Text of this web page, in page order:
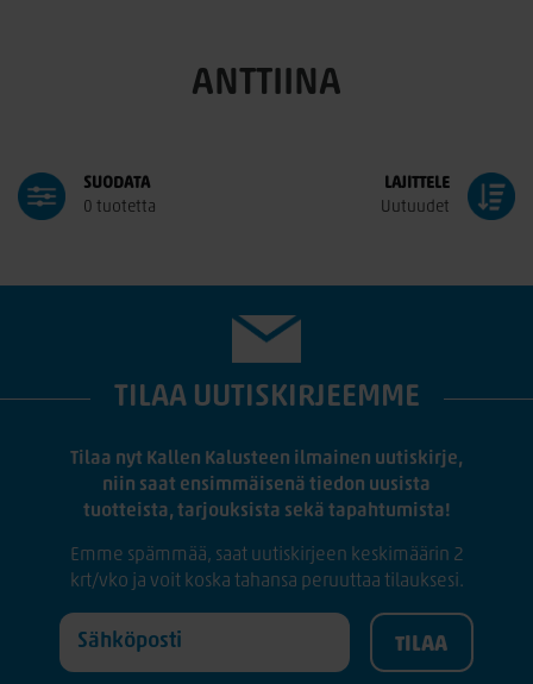
tv-tasoista. Anttiina kalusteet netistä nopeasti ja
ANTTIINA
SUODATA
0 tuotetta
LAJITTELE
Uutuudet
TILAA UUTISKIRJEEMME
Tilaa nyt Kallen Kalusteen ilmainen uutiskirje,
niin saat ensimmäisenä tiedon uusista
tuotteista, tarjouksista sekä tapahtumista!
Emme spämmää, saat uutiskirjeen keskimäärin 2
krt/vko ja voit koska tahansa peruuttaa tilauksesi.